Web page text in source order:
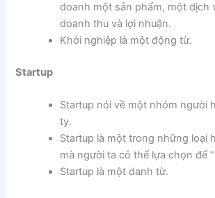
doanh một sản phẩm, một dịch
doanh thu và lợi nhuận.
Khởi nghiệp là một động từ.
Startup
Startup nói về một nhóm người
ty.
Startup là một trong những loại
mà người ta có thể lựa chọn để
Startup là một danh từ.